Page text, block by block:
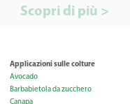
Scopri di più >
Applicazioni sulle colture
Avocado
Barbabietola da zucchero
Canapa